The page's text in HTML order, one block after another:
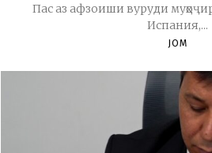
Пас аз афзоиши вуруди
Испания,...
JOM